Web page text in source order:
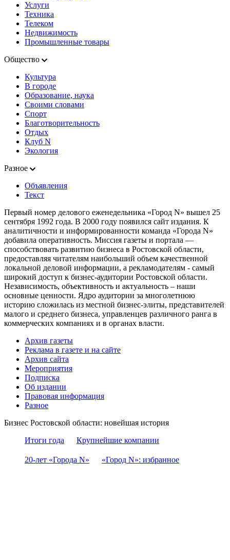
Услуги
Техника
Телеком
Недвижимость
Промышленные товары
Общество
Культура
В городе
Образование, наука
Своими словами
Спорт
Благотворительность
Отдых
Клуб N
Экология
Разное
Объявления
Текст
Первый номер делового еженедельника «Город N» вышел 25
сентября 1992 года. В 2000 году появился сайт издания. К
аналитичности и информированности команда «Города N»
добавила оперативность. Миссия газеты и портала —
способствовать развитию бизнеса в Ростовской области,
предоставляя читателям наибольший объем качественной
локальной деловой информации, а рекламодателям - самый
широкий доступ к бизнес-аудитории Ростовской области.
Независимость, объективность и актуальность – наши
основные ценности. Ядро аудитории за многолетнюю
историю сложилась из местной бизнес-элиты, представителей
малого и среднего бизнеса, управленцев различного ранга в
коммерческих компаниях и в органах власти.
Архив газеты
Реклама в газете и на сайте
Архив сайта
Мероприятия
Подписка
Об издании
Правовая информация
Разное
Бизнес Ростовской области: новейшая история
Итоги года
Крупнейшие компании
20-лет «Города N» «Город N»: избранное